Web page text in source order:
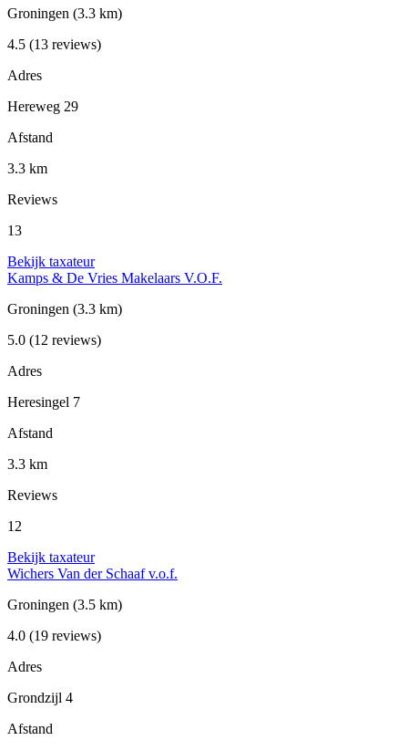
Groningen (3.3 km)
4.5 (13 reviews)
Adres
Hereweg 29
Afstand
3.3 km
Reviews
13
Bekijk taxateur
Kamps & De Vries Makelaars V.O.F.
Groningen (3.3 km)
5.0 (12 reviews)
Adres
Heresingel 7
Afstand
3.3 km
Reviews
12
Bekijk taxateur
Wichers Van der Schaaf v.o.f.
Groningen (3.5 km)
4.0 (19 reviews)
Adres
Grondzijl 4
Afstand